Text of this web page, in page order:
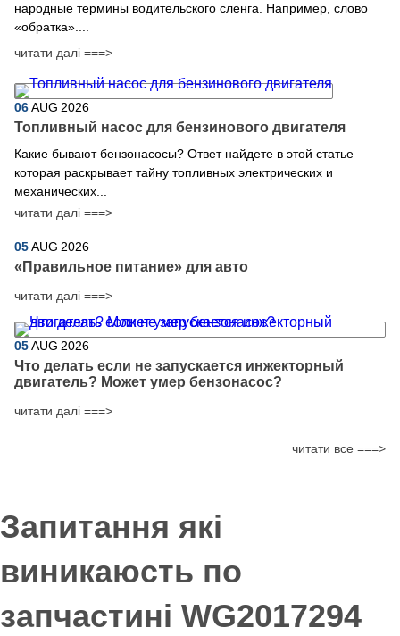
народные термины водительского сленга. Например, слово
«обратка»....
читати далі ===>
06AUG 2026
Топливный насос для бензинового двигателя
Какие бывают бензонасосы? Ответ найдете в этой статье
которая раскрывает тайну топливных электрических и
механических...
читати далі ===>
05AUG 2026
​«Правильное питание» для авто
читати далі ===>
05AUG 2026
Что делать если не запускается инжекторный
двигатель? Может умер бензонасос?
читати далі ===>
читати все ===>
Запитання які
виникаюсть по
запчастині WG2017294